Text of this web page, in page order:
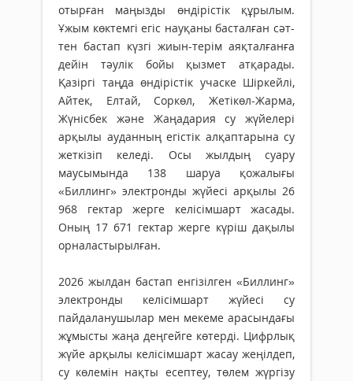
отырған маңызды өндірістік құрылым.
Ұжым көктемгі егіс науқаны басталған сәт­
тен бастап күзгі жиын-терім аяқталғанға
дейін тәулік бойы қызмет атқарады.
Қазіргі таңда өндірістік учаске Шіркейлі,
Айтек, Елтай, Соркөл, Жетікөл-Жарма,
Жүнісбек және Жаңадария су жүйелері
арқылы ауданның егістік алқаптарына су
жеткізіп келеді. Осы жылдың суару
маусымында 138 шаруа қожалығы
«Биллинг» электронды жүйесі арқылы 26
968 гектар жерге келісімшарт жасады.
Оның 17 671 гектар жерге күріш дақылы
орналастырылған.
2026 жылдан бастап енгізілген «Биллинг»
электронды келісімшарт жүйесі су
пайдаланушылар мен мекеме арасындағы
жұмысты жаңа деңгейге көтерді. Цифрлық
жүйе арқылы келісімшарт жасау жеңілдеп,
су көлемін нақты есептеу, төлем жүргізу